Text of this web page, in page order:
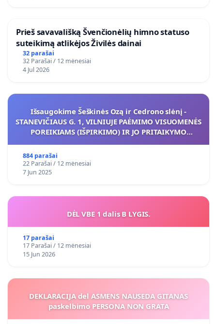
​Prieš savavališką Švenčionėlių himno statuso
suteikimą atlikėjos Živilės dainai
32 parašai
32 Parašai / 12 mėnesiai
4 Jul 2026
Išsaugokime Šeškinės Ozą ir Cedrono slėnį -
STANEVIČIAUS G. 1, VILNIUJE PAĖMIMO VISUOMENĖS
POREIKIAMS (IŠPIRKIMO) IR JO PRITAIKYMO
884 parašai
22 Parašai / 12 mėnesiai
7 Jun 2025
DĖL VBE 1 dalis B LYGIS.
17 parašai
17 Parašai / 12 mėnesiai
15 Jun 2026
DEKLARACIJA del ASMENS NAUSEDA GITANAS
paskelbimo PERSONA NON GRATA